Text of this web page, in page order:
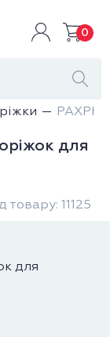
0
для
товару: 11125